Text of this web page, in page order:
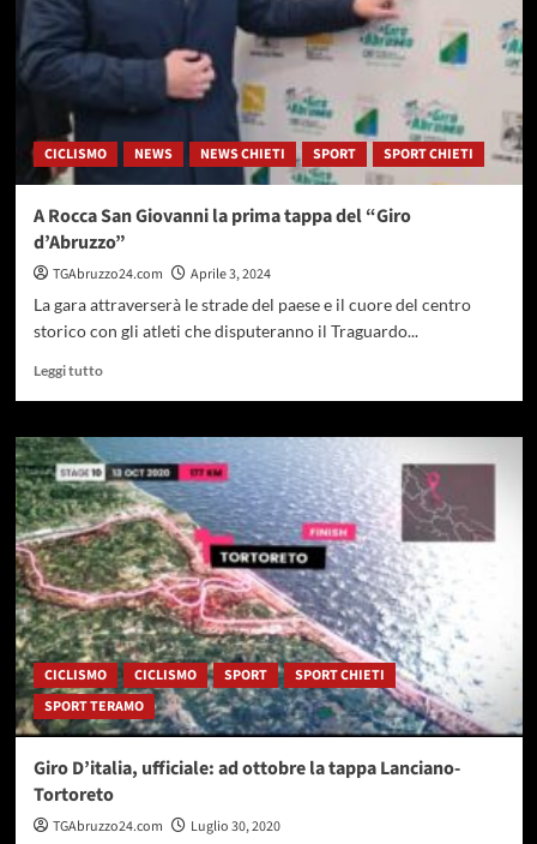
CICLISMO NEWS NEWS CHIETI SPORT SPORT CHIETI
A Rocca San Giovanni la prima tappa del “Giro
d’Abruzzo”
TGAbruzzo24.com
Aprile 3, 2024
La gara attraverserà le strade del paese e il cuore del centro
storico con gli atleti che disputeranno il Traguardo...
Leggi tuttoLeggi
su
A
Rocca
San
Giovanni
la
prima
tappa
del
“Giro
d’Abruzzo”
CICLISMO CICLISMO SPORT
SPORT CHIETI
SPORT TERAMO
Giro D’italia, ufficiale: ad ottobre la tappa Lanciano-
Tortoreto
TGAbruzzo24.com
Luglio 30, 2020